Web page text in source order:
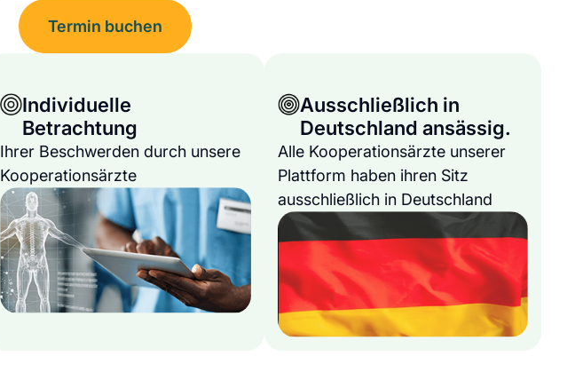
Termin buchen
Individuelle
Betrachtung
Ihrer Beschwerden durch unsere
Kooperationsärzte
Ausschließlich in
Deutschland ansässig.
Alle Kooperationsärzte unserer
Plattform haben ihren Sitz
ausschließlich in Deutschland